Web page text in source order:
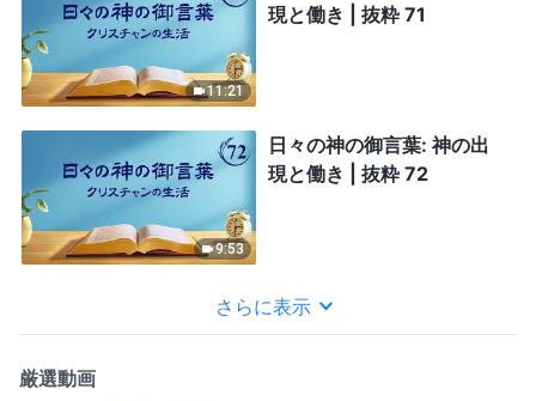
11:21
現と働き | 抜粋 71
9:53
日々の神の御言葉: 神の出
現と働き | 抜粋 72
さらに表示
厳選動画